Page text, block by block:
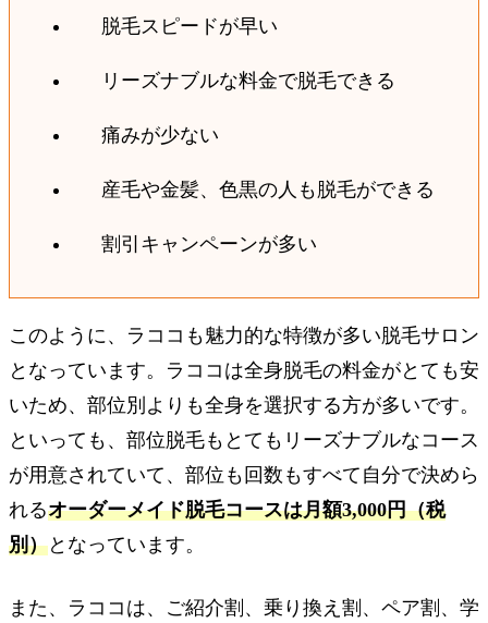
脱毛スピードが早い
リーズナブルな料金で脱毛できる
痛みが少ない
産毛や金髪、色黒の人も脱毛ができる
割引キャンペーンが多い
このように、ラココも魅力的な特徴が多い脱毛サロン
となっています。ラココは全身脱毛の料金がとても安
いため、部位別よりも全身を選択する方が多いです。
といっても、部位脱毛もとてもリーズナブルなコース
が用意されていて、部位も回数もすべて自分で決めら
れるオーダーメイド脱毛コースは月額3,000円（税
別）となっています。
また、ラココは、ご紹介割、乗り換え割、ペア割、学